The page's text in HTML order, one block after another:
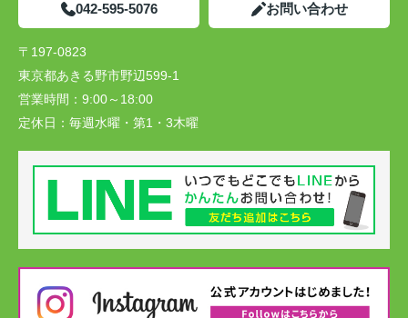
042-595-5076 お問い合わせ
〒197-0823
東京都あきる野市野辺599-1
営業時間： 9:00～18:00
定休日： 毎週水曜・第1・3木曜